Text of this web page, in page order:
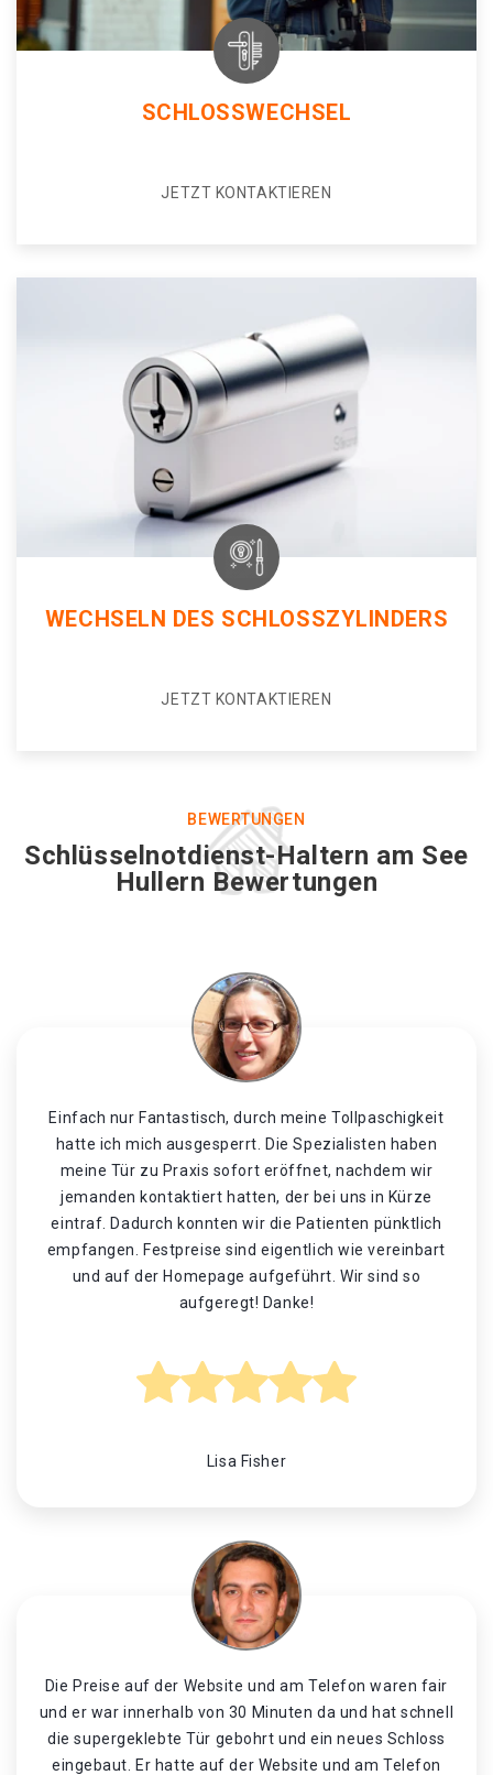
SCHLOSSWECHSEL
JETZT KONTAKTIEREN
WECHSELN DES SCHLOSSZYLINDERS
JETZT KONTAKTIEREN
BEWERTUNGEN
Schlüsselnotdienst-Haltern am See
Hullern Bewertungen
Einfach nur Fantastisch, durch meine Tollpaschigkeit
hatte ich mich ausgesperrt. Die Spezialisten haben
meine Tür zu Praxis sofort eröffnet, nachdem wir
jemanden kontaktiert hatten, der bei uns in Kürze
eintraf. Dadurch konnten wir die Patienten pünktlich
empfangen. Festpreise sind eigentlich wie vereinbart
und auf der Homepage aufgeführt. Wir sind so
aufgeregt! Danke!
Lisa Fisher
Die Preise auf der Website und am Telefon waren fair
und er war innerhalb von 30 Minuten da und hat schnell
die supergeklebte Tür gebohrt und ein neues Schloss
eingebaut. Er hatte auf der Website und am Telefon